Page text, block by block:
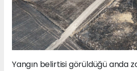
Yangın belirtisi görüldüğü anda